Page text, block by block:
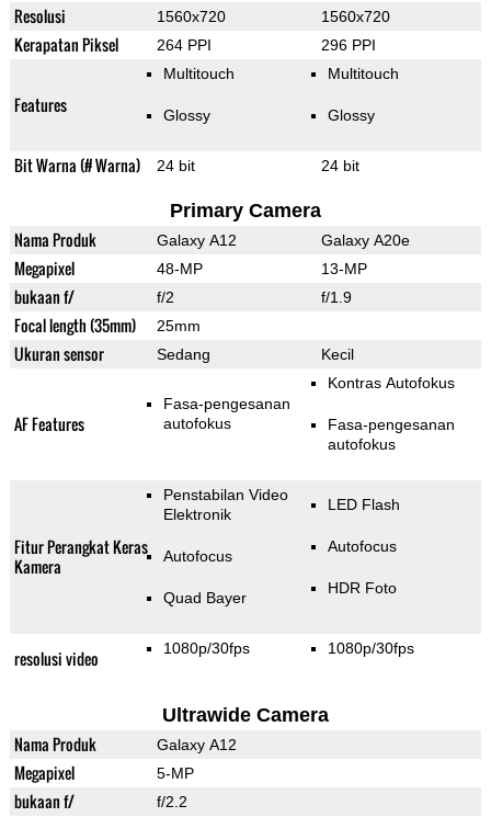
Resolusi 1560x720 1560x720
Kerapatan Piksel 264 PPI 296 PPI
Features
Multitouch
Glossy
Multitouch
Glossy
Bit Warna (# Warna) 24 bit 24 bit
Primary Camera
Nama Produk Galaxy A12 Galaxy A20e
Megapixel 48-MP 13-MP
bukaan f/ f/2 f/1.9
Focal length (35mm) 25mm
Ukuran sensor Sedang Kecil
AF Features
Fasa-pengesanan
autofokus
Kontras Autofokus
Fasa-pengesanan
autofokus
Fitur Perangkat Keras
Kamera
Penstabilan Video
Elektronik
Autofocus
Quad Bayer
LED Flash
Autofocus
HDR Foto
resolusi video 1080p/30fps 1080p/30fps
Ultrawide Camera
Nama Produk Galaxy A12
Megapixel 5-MP
bukaan f/ f/2.2